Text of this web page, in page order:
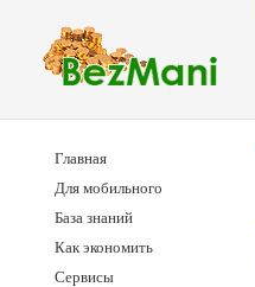
Главная
Для мобильного
База знаний
Как экономить
Сервисы